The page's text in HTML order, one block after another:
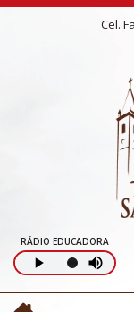
Cel.
RÁDIO EDUCADORA